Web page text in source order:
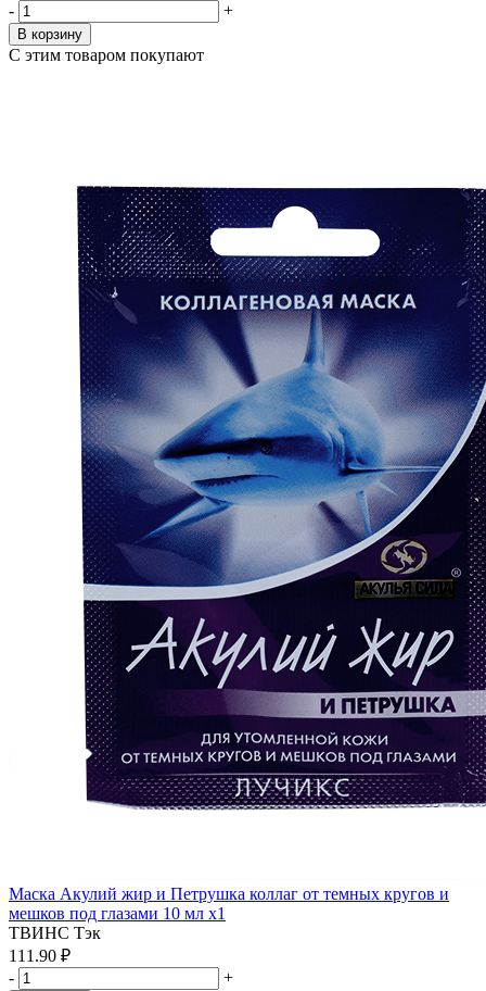
-
+
В корзину
С этим товаром покупают
Маска Акулий жир и Петрушка коллаг от темных кругов и
мешков под глазами 10 мл x1
ТВИНС Тэк
111.90 ₽
-
+